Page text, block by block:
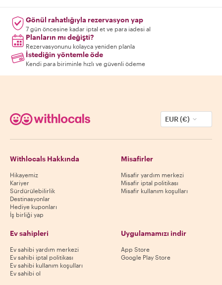
Gönül rahatlığıyla rezervasyon yap
7 gün öncesine kadar iptal et ve para iadesi al
Planların mı değişti?
Rezervasyonunu kolayca yeniden planla
İstediğin yöntemle öde
Kendi para biriminle hızlı ve güvenli ödeme
EUR (€)
Withlocals Hakkında
Hikayemiz
Kariyer
Sürdürülebilirlik
Destinasyonlar
Hediye kuponları
İş birliği yap
Misafirler
Misafir yardım merkezi
Misafir iptal politikası
Misafir kullanım koşulları
Ev sahipleri
Ev sahibi yardım merkezi
Ev sahibi iptal politikası
Ev sahibi kullanım koşulları
Ev sahibi ol
Uygulamamızı indir
App Store
Google Play Store